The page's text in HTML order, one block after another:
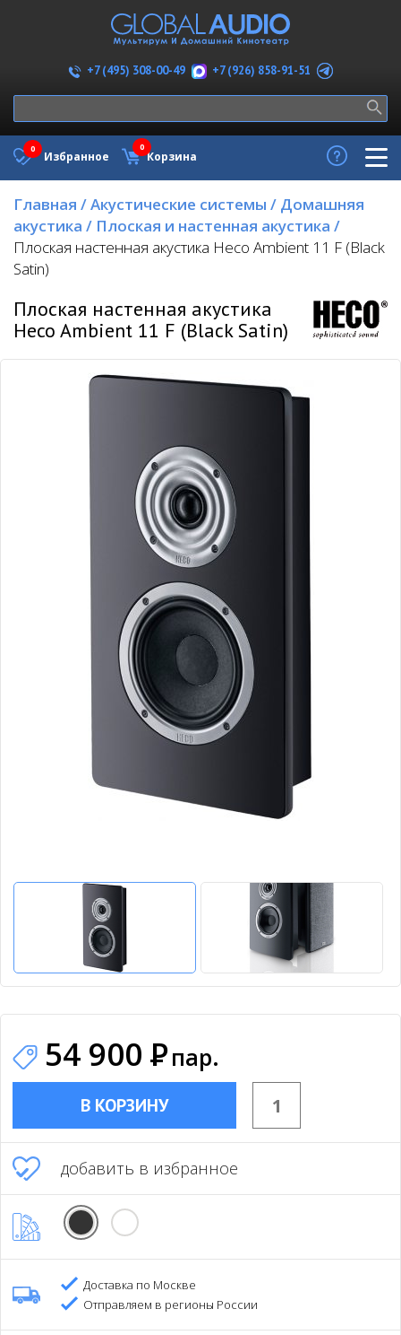
+7 (495) 308-00-49 +7 (926) 858-91-51
Избранное
0
Корзина
0
Главная /Акустические системы / Домашняя
акустика / Плоская и настенная акустика /
Плоская настенная акустика Heco Ambient 11 F (Black
Satin)
Плоская настенная акустика
Heco Ambient 11 F (Black Satin)
54 900 Рпар.
В КОРЗИНУ
добавить в избранное
Доставка по Москве
Отправляем в регионы России